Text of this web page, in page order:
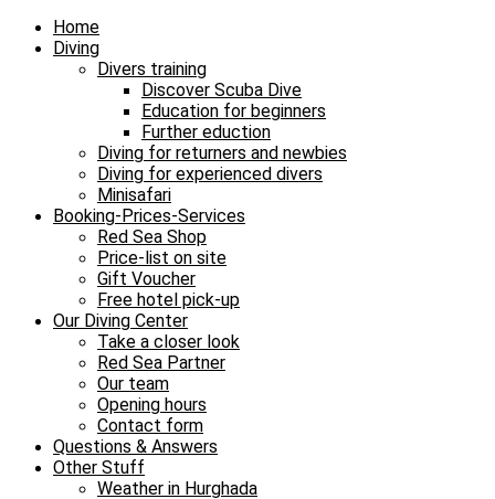
Home
Diving
Divers training
Discover Scuba Dive
Education for beginners
Further eduction
Diving for returners and newbies
Diving for experienced divers
Minisafari
Booking-Prices-Services
Red Sea Shop
Price-list on site
Gift Voucher
Free hotel pick-up
Our Diving Center
Take a closer look
Red Sea Partner
Our team
Opening hours
Contact form
Questions & Answers
Other Stuff
Weather in Hurghada